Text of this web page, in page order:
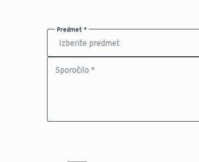
Predmet *
Sporočilo *